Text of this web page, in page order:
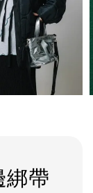
綁帶